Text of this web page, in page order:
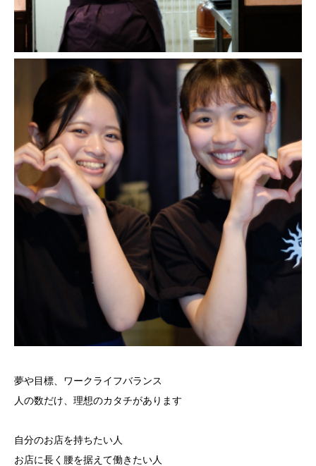
夢や目標、ワークライフバランス
人の数だけ、理想のカタチがあります
自分のお店を持ちたい人
お店に長く腰を据えて働きたい人